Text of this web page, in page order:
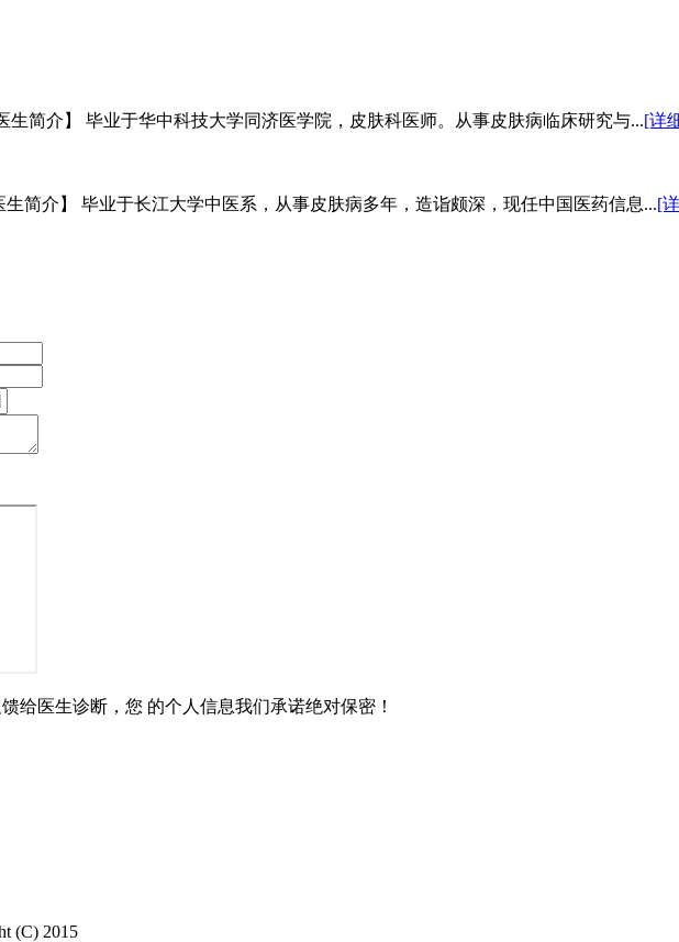
生简介】 毕业于华中科技大学同济医学院，皮肤科医师。从事皮肤病临床研究与...[详
简介】 毕业于长江大学中医系，从事皮肤病多年，造诣颇深，现任中国医药信息...[
给医生诊断，您 的个人信息我们承诺绝对保密！
(C) 2015